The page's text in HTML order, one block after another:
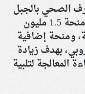
الصحي بالجبل
الأصفر: تمويل 50 مليون يورو ومنحة 1.5 مليون
ومنحة إضافية
بهدف زيادة
المعالجة لتلبية